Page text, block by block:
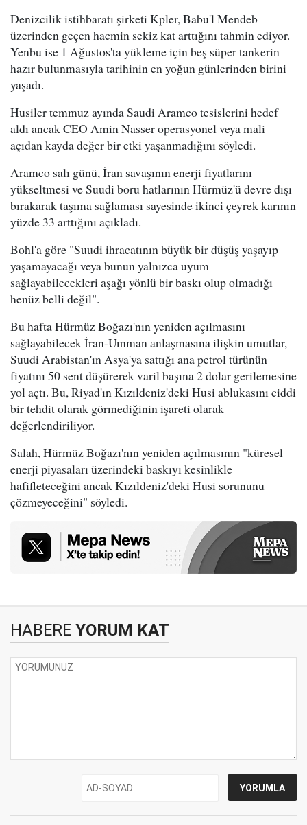
Denizcilik istihbaratı şirketi Kpler, Babu'l Mendeb
üzerinden geçen hacmin sekiz kat arttığını tahmin ediyor.
Yenbu ise 1 Ağustos'ta yükleme için beş süper tankerin
hazır bulunmasıyla tarihinin en yoğun günlerinden birini
yaşadı.
Husiler temmuz ayında Saudi Aramco tesislerini hedef
aldı ancak CEO Amin Nasser operasyonel veya mali
açıdan kayda değer bir etki yaşanmadığını söyledi.
Aramco salı günü, İran savaşının enerji fiyatlarını
yükseltmesi ve Suudi boru hatlarının Hürmüz'ü devre dışı
bırakarak taşıma sağlaması sayesinde ikinci çeyrek karının
yüzde 33 arttığını açıkladı.
Bohl'a göre "Suudi ihracatının büyük bir düşüş yaşayıp
yaşamayacağı veya bunun yalnızca uyum
sağlayabilecekleri aşağı yönlü bir baskı olup olmadığı
henüz belli değil".
Bu hafta Hürmüz Boğazı'nın yeniden açılmasını
sağlayabilecek İran-Umman anlaşmasına ilişkin umutlar,
Suudi Arabistan'ın Asya'ya sattığı ana petrol türünün
fiyatını 50 sent düşürerek varil başına 2 dolar gerilemesine
yol açtı. Bu, Riyad'ın Kızıldeniz'deki Husi ablukasını ciddi
bir tehdit olarak görmediğinin işareti olarak
değerlendiriliyor.
Salah, Hürmüz Boğazı'nın yeniden açılmasının "küresel
enerji piyasaları üzerindeki baskıyı kesinlikle
hafifleteceğini ancak Kızıldeniz'deki Husi sorununu
çözmeyeceğini" söyledi.
HABERE YORUM KAT